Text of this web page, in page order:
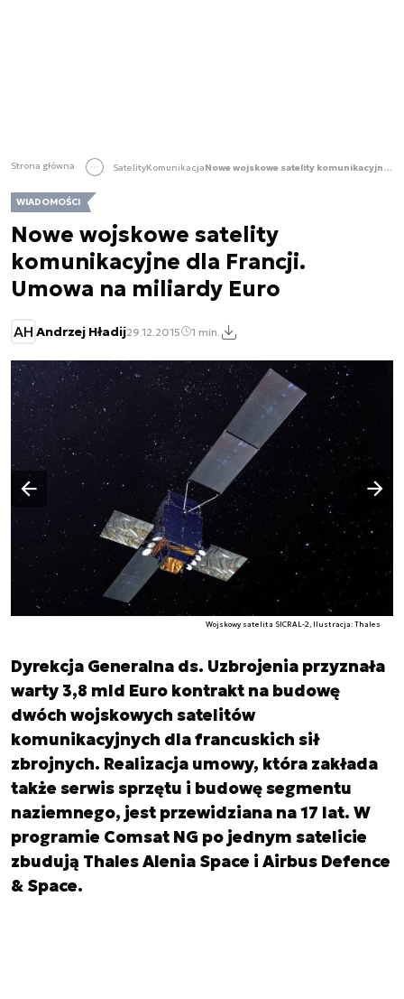
Strona główna SatelityKomunikacja Nowe wojskowe satelity komunikacyjne dla Francji. Umowa na miliardy Euro
WIADOMOŚCI
Nowe wojskowe satelity
komunikacyjne dla Francji.
Umowa na miliardy Euro
AH Andrzej Hładij29.12.2015 1 min.
Wojskowy satelita SICRAL-2, Ilustracja: Thales
Poprzedni slajd
Następny slajd
Dyrekcja Generalna ds. Uzbrojenia przyznała
warty 3,8 mld Euro kontrakt na budowę
dwóch wojskowych satelitów
komunikacyjnych dla francuskich sił
zbrojnych. Realizacja umowy, która zakłada
także serwis sprzętu i budowę segmentu
naziemnego, jest przewidziana na 17 lat. W
programie Comsat NG po jednym satelicie
zbudują Thales Alenia Space i Airbus Defence
& Space.